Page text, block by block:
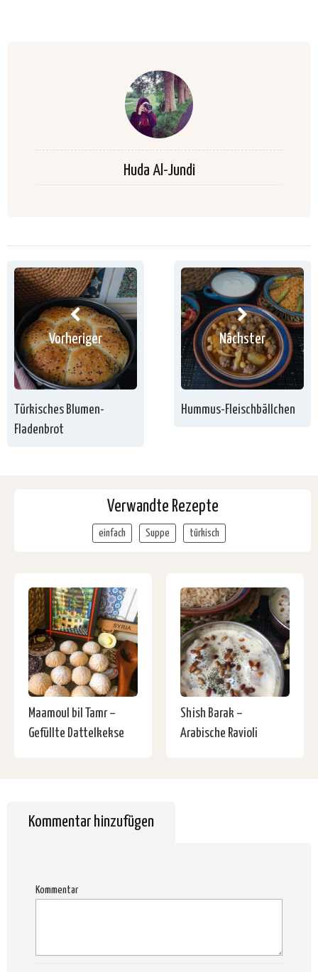
Huda Al-Jundi
Vorheriger
Türkisches Blumen-
Fladenbrot
Nächster
Hummus-Fleischbällchen
Verwandte Rezepte
einfach Suppe türkisch
Maamoul bil Tamr –
Gefüllte Dattelkekse
Shish Barak –
Arabische Ravioli
Kommentar hinzufügen
Kommentar